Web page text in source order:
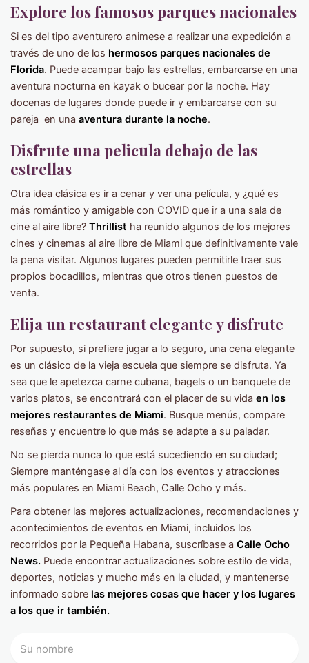
Explore los famosos parques nacionales
Si es del tipo aventurero animese a realizar una expedición a
través de uno de los hermosos parques nacionales de
Florida. Puede acampar bajo las estrellas, embarcarse en una
aventura nocturna en kayak o bucear por la noche. Hay
docenas de lugares donde puede ir y embarcarse con su
pareja en una aventura durante la noche.
Disfrute una pelicula debajo de las
estrellas
Otra idea clásica es ir a cenar y ver una película, y ¿qué es
más romántico y amigable con COVID que ir a una sala de
cine al aire libre? Thrillist ha reunido algunos de los mejores
cines y cinemas al aire libre de Miami que definitivamente vale
la pena visitar. Algunos lugares pueden permitirle traer sus
propios bocadillos, mientras que otros tienen puestos de
venta.
Elija un restaurant elegante y disfrute
Por supuesto, si prefiere jugar a lo seguro, una cena elegante
es un clásico de la vieja escuela que siempre se disfruta. Ya
sea que le apetezca carne cubana, bagels o un banquete de
varios platos, se encontrará con el placer de su vida en los
mejores restaurantes de Miami. Busque menús, compare
reseñas y encuentre lo que más se adapte a su paladar.
No se pierda nunca lo que está sucediendo en su ciudad;
Siempre manténgase al día con los eventos y atracciones
más populares en Miami Beach, Calle Ocho y más.
Para obtener las mejores actualizaciones, recomendaciones y
acontecimientos de eventos en Miami, incluidos los
recorridos por la Pequeña Habana, suscríbase a Calle Ocho
News. Puede encontrar actualizaciones sobre estilo de vida,
deportes, noticias y mucho más en la ciudad, y mantenerse
informado sobre las mejores cosas que hacer y los lugares
a los que ir también.